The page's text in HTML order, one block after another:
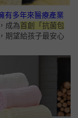
有多年來醫療產業
成為首創「抗菌包
，期望給孩子最安心